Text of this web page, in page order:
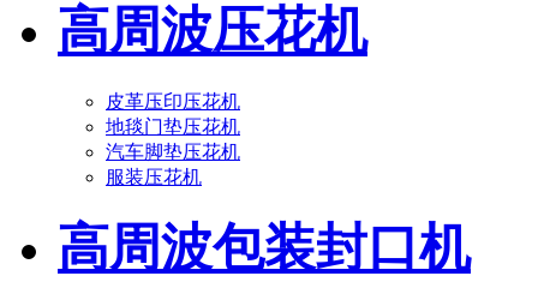
高周波压花机
皮革压印压花机
地毯门垫压花机
汽车脚垫压花机
服装压花机
高周波包装封口机